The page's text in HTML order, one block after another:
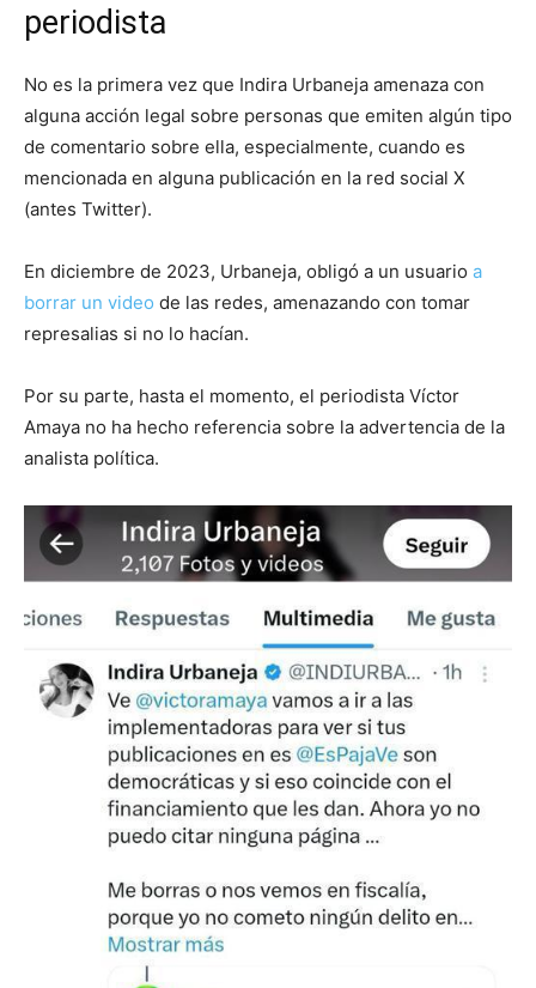
periodista
No es la primera vez que Indira Urbaneja amenaza con
alguna acción legal sobre personas que emiten algún tipo
de comentario sobre ella, especialmente, cuando es
mencionada en alguna publicación en la red social X
(antes Twitter).
En diciembre de 2023, Urbaneja, obligó a un usuario a
borrar un video de las redes, amenazando con tomar
represalias si no lo hacían.
Por su parte, hasta el momento, el periodista Víctor
Amaya no ha hecho referencia sobre la advertencia de la
analista política.